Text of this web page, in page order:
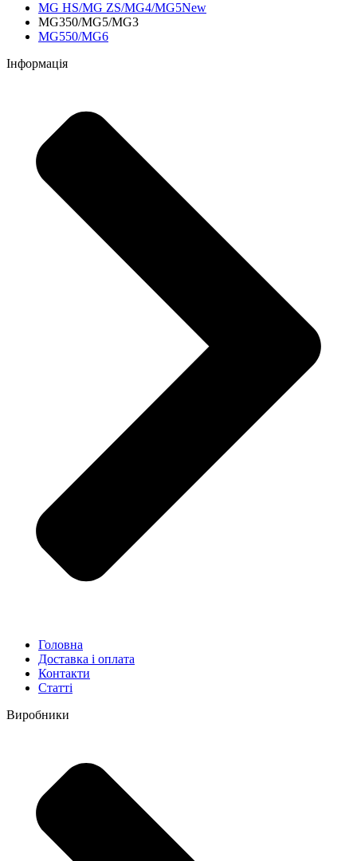
MG HS/MG ZS/MG4/MG5New
MG350/MG5/MG3
MG550/MG6
Інформація
Головна
Доставка і оплата
Контакти
Статті
Виробники